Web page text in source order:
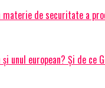
materie de securitate a
unul european? Și de